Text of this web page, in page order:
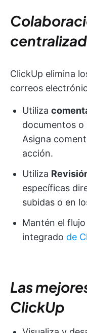
ClickUp elimina
correos
Utiliza
documentos o
Asigna
acción.
Utiliza
específicas
subidas o en
Mantén el
integrado de
Las
ClickUp